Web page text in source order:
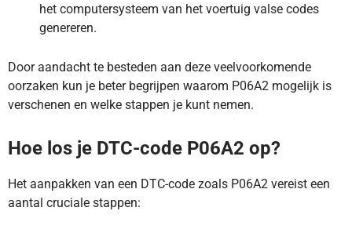
het computersysteem van het voertuig valse codes
genereren.
Door aandacht te besteden aan deze veelvoorkomende
oorzaken kun je beter begrijpen waarom P06A2 mogelijk is
verschenen en welke stappen je kunt nemen.
Hoe los je DTC-code P06A2 op?
Het aanpakken van een DTC-code zoals P06A2 vereist een
aantal cruciale stappen: